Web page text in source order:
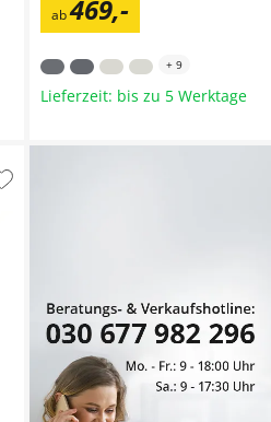
ab469,-
+ 9
Lieferzeit: bis zu 5 Werktage